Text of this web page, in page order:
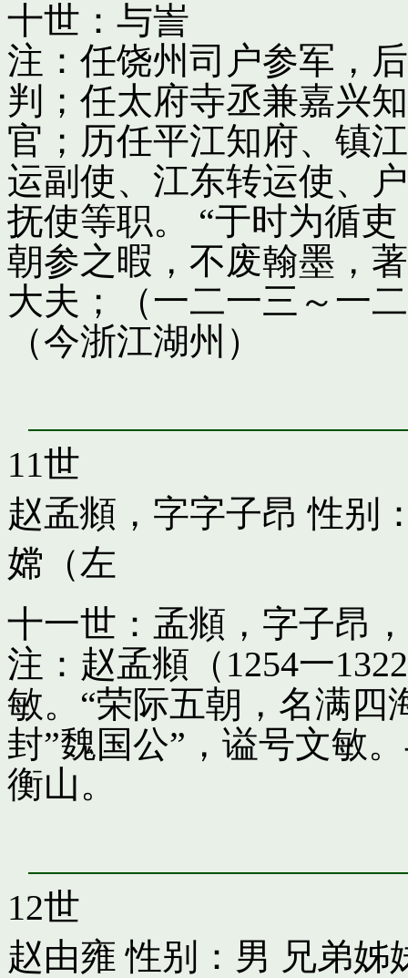
十世：与訔
注：任饶州司户参军，
判；任太府寺丞兼嘉兴
官；历任平江知府、镇
运副使、江东转运使、
抚使等职。 “于时为循
朝参之暇，不废翰墨，
大夫；（一二一三～一
（今浙江湖州）
11世
赵孟頫，字字子昂 性别
嫦（左
十一世：孟頫，字子昂
注：赵孟頫（1254一
敏。“荣际五朝，名满四
封”魏国公”，谥号文敏
衡山。
12世
赵由雍 性别：男 兄弟姊